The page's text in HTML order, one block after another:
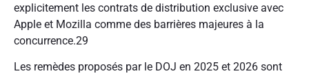
explicitement les contrats de distribution exclusive avec
Apple et Mozilla comme des barrières majeures à la
concurrence.29
Les remèdes proposés par le DOJ en 2025 et 2026 sont